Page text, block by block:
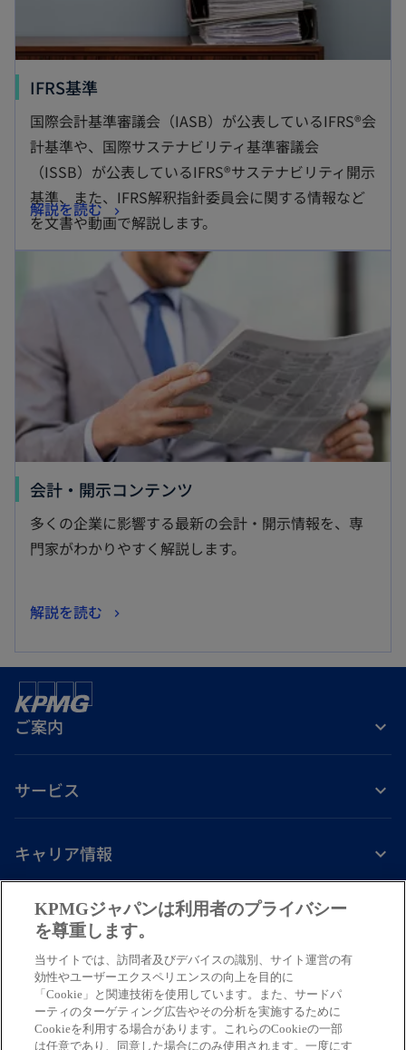
IFRS基準
し
い
タ
で
く
国際会計基準審議会（IASB）が公表しているIFRS®会
計基準や、国際サステナビリティ基準審議会
（ISSB）が公表しているIFRS®サステナビリティ開示
基準、また、IFRS解釈指針委員会に関する情報など
を文書や動画で解説します。
解説を読む
新
し
い
ブ
く
会計・開示コンテンツ
し
い
く
多くの企業に影響する最新の会計・開示情報を、専
門家がわかりやすく解説します。
解説を読む
新しいタブで開く
ご案内
サービス
キャリア情報
し
い
タ
ブ
で
新
し
タ
ブ
で
し
タ
ブ
で
し
タ
ブ
で
し
タ
ブ
で
免責事項プライバシーポリシー
© 2026 KPMG AZSA LLC, a limited liability audit corporation
incorporated under the Japanese Certified Public Accountants Law and
a member firm of the KPMG global organization of independent member
firms affiliated with KPMG International Limited, a private English
KPMGジャパンは利用者のプライバシー
を尊重します。
当サイトでは、訪問者及びデバイスの識別、サイト運営の有
効性やユーザーエクスペリエンスの向上を目的に
「Cookie」と関連技術を使用しています。また、サードパ
ーティのターゲティング広告やその分析を実施するために
Cookieを利用する場合があります。これらのCookieの一部
は任意であり、同意した場合にのみ使用されます。一度にす